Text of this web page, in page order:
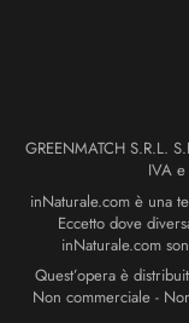
GREENMATCH S.R.L.
IVA
inNaturale.com è una
Eccetto dove
inNaturale.com
Quest’opera è
Non commerciale -